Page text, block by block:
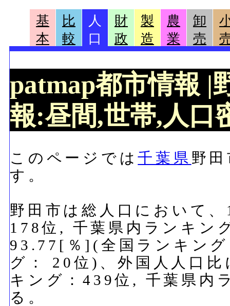
基
本
比
較
人
口
財
政
製
造
農
業
卸
売
patmap都市情報 |
報:昼間,世帯,人口
このページでは千葉県 野
す。
野田市は総人口において
178位, 千葉県内ランキン
93.77[％](全国ランキン
グ： 20位)、外国人人口
キング：439位, 千葉県内
る。